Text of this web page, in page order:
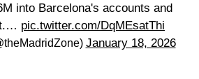
into Barcelona's accounts and
pic.twitter.com/DqMEsatThi
January 18, 2026